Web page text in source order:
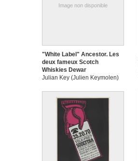
Image non disponible
"White Label" Ancestor. Les
deux fameux Scotch
Whiskies Dewar
Julian Key (Julien Keymolen)